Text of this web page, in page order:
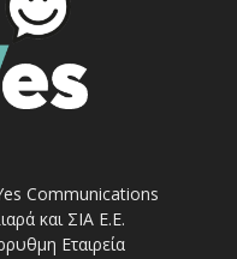
Communications
και ΣΙΑ Ε.Ε.
Εταιρεία